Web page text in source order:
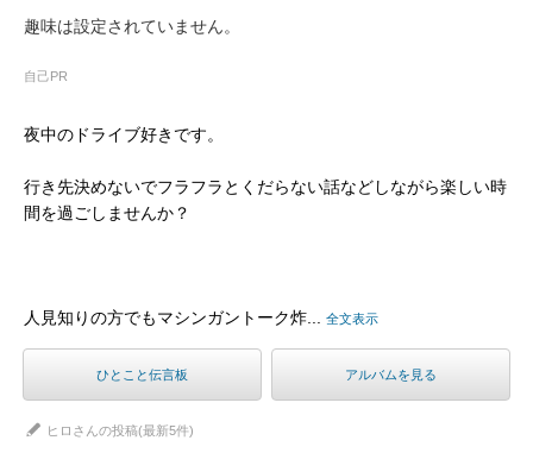
趣味は設定されていません。
自己PR
夜中のドライブ好きです。
行き先決めないでフラフラとくだらない話などしながら楽しい時
間を過ごしませんか？
人見知りの方でもマシンガントーク炸... 全文表示
ひとこと伝言板 アルバムを見る
ヒロさんの投稿(最新5件)